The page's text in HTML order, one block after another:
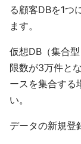
る顧客DBを1つ
ます。
仮想DB（集合
限数が3万件と
ースを集合する
い。
データの新規登